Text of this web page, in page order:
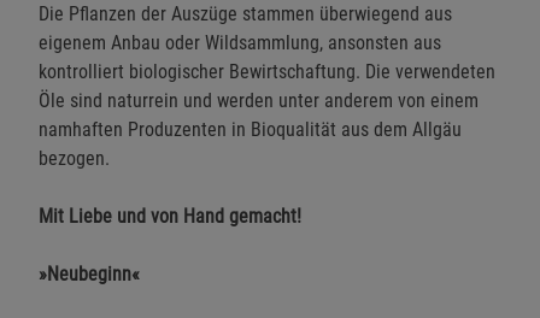
Die Pflanzen der Auszüge stammen überwiegend aus
eigenem Anbau oder Wildsammlung, ansonsten aus
kontrolliert biologischer Bewirtschaftung. Die verwendeten
Öle sind naturrein und werden unter anderem von einem
namhaften Produzenten in Bioqualität aus dem Allgäu
bezogen.
Mit Liebe und von Hand gemacht!
»Neubeginn«